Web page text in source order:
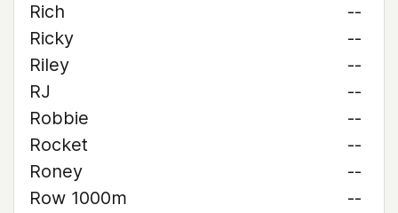
Rich
--
Ricky
--
Riley
--
RJ
--
Robbie
--
Rocket
--
Roney
--
Row 1000m
--